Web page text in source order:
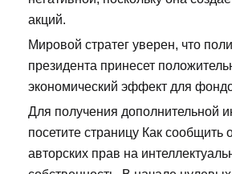
акций.
Мировой стратег уверен, что
президента принесет
экономический эффект для
Для получения дополнительной
посетите страницу Как сообщить
авторских прав на